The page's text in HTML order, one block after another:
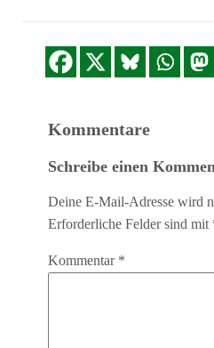
Kommentare
Schreibe einen
Deine E-Mail-Adresse wird
Erforderliche Felder sind mit
Kommentar *